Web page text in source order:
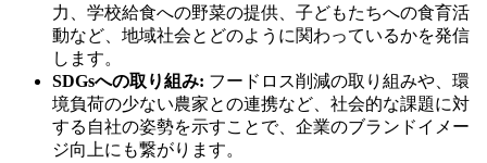
力、学校給食への野菜の提供、子どもたちへの食育活
動など、地域社会とどのように関わっているかを発信
します。
SDGsへの取り組み: フードロス削減の取り組みや、環
境負荷の少ない農家との連携など、社会的な課題に対
する自社の姿勢を示すことで、企業のブランドイメー
ジ向上にも繋がります。